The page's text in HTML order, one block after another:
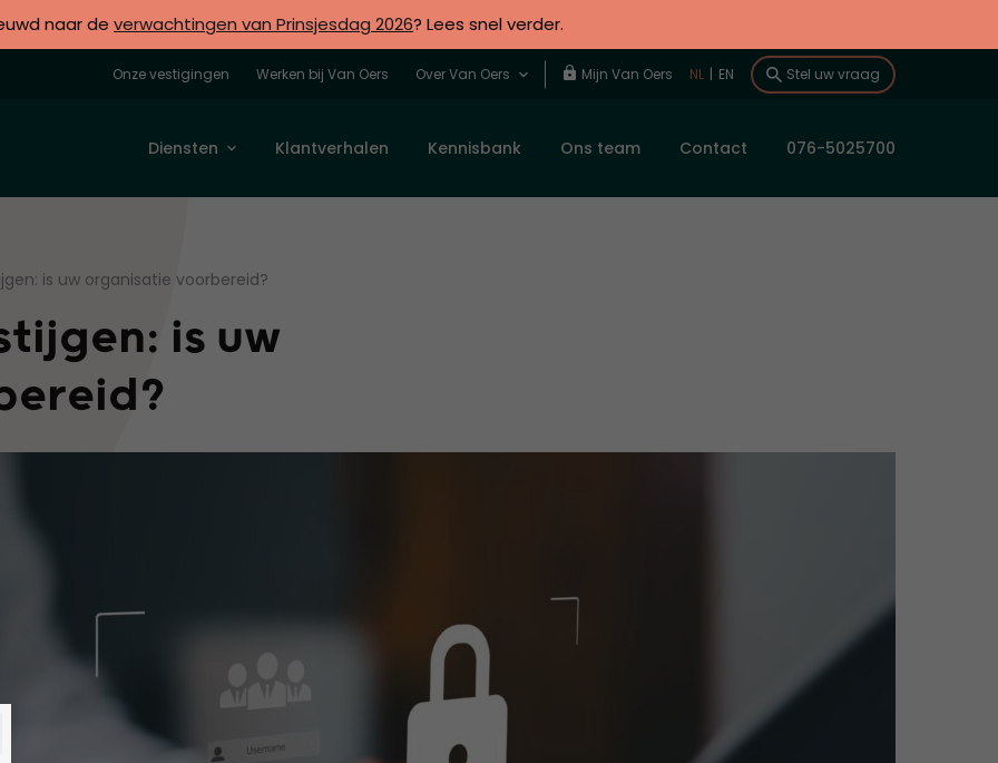
naar de verwachtingen van Prinsjesdag 2026? Lees snel verder.
Onze vestigingen Werken bij Van Oers Over Van Oers Mijn Van Oers NL | EN Stel uw vraag
Diensten Klantverhalen Kennisbank Ons team Contact 076-5025700
is uw organisatie voorbereid?
is uw